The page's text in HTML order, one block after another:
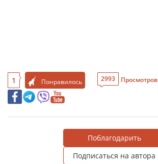
1 Понравилось 2993 Просмотров
Поблагодарить
Подписаться на автора